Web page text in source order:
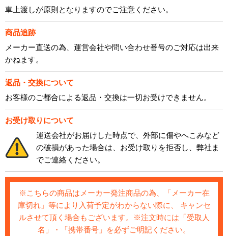
車上渡しが原則となりますのでご注意ください。
商品追跡
メーカー直送の為、運営会社や問い合わせ番号のご対応は出来
かねます。
返品・交換について
お客様のご都合による返品・交換は一切お受けできません。
お受け取りについて
運送会社がお届けした時点で、外部に傷やへこみなど
の破損があった場合は、お受け取りを拒否し、弊社ま
でご連絡ください。
※こちらの商品はメーカー発注商品の為、「メーカー在
庫切れ」等により入荷予定がわからない際に、 キャンセ
ルさせて頂く場合もございます。※注文時には「受取人
名」・「携帯番号」を必ずご明記ください。